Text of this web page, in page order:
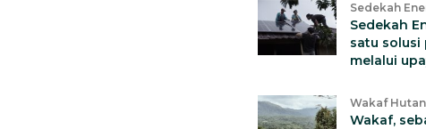
Sedekah
Sedekah
satu solusi
melalui
Wakaf Hutan
Wakaf,